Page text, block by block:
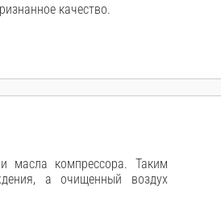
качество.
масла компрессора. Таким
а очищенный воздух